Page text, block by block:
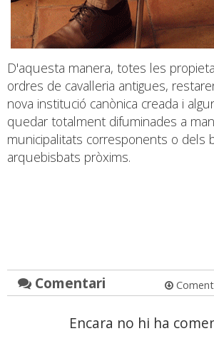
D'aquesta manera, totes les
ordres de cavalleria antigues,
nova institució canònica creada i
quedar totalment difuminades a
municipalitats corresponents o dels
arquebisbats pròxims.
Comentari
Encara no hi ha